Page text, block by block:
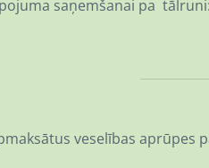
saņemšanai pa
veselības aprūpes